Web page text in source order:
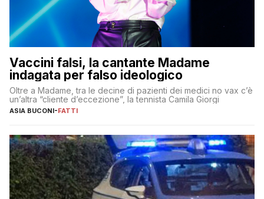
Vaccini falsi, la cantante Madame
indagata per falso ideologico
Oltre a Madame, tra le decine di pazienti dei medici no vax c’è
un’altra “cliente d’eccezione”, la tennista Camila Giorgi
ASIA BUCONI-FATTI